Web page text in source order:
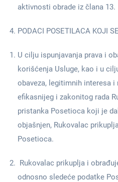
aktivnosti obrade iz člana 13.
PODACI POSETILACA KOJI
U cilju ispunjavanja prava i
korišćenja Usluge, kao i u
obaveza, legitimnih interesa i
efikasnijeg i zakonitog rada
pristanka Posetioca koji je
objašnjen, Rukovalac
Posetioca.
Rukovalac prikuplja i
odnosno sledeće podatke